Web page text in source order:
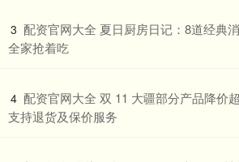
3 配资官网大全 夏日厨房日记：8道经典
全家抢着吃
4 配资官网大全 双 11 大疆部分产品降价
支持退货及保价服务